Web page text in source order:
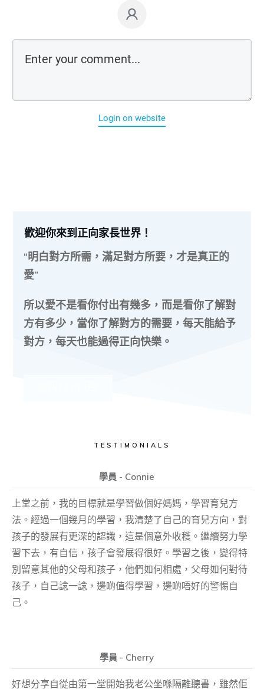
Login on website
歡迎你來到正向家長世界！
“明白對方所需，滿足對方所要，才是真正的
愛”
所以愛不是看你付出有幾多，而是看你了解對
方有多少，當你了解對方的需要，每天能給予
對方，每天也能過得正向快樂。
TESTIMONIALS
學員 - Connie
上堂之前，我的目標就是學習做個好媽媽，學習育兒方
法。經過一個幾月的學習，我清楚了自己的育兒方向，對
孩子的發展有更深的認識，這是個意外收穫。繼續努力學
習下去，有自信，孩子會發展得很好。學習之後，變得特
別留意其他的父母和孩子，他們如何相處，父母如何對待
孩子，自己諗一諗，邊啲值得學習，邊啲唔好的警惕自
己。
學員 - Cherry
好想分享自從由第一堂開始我老公坐喺隔離聽書，雖然佢